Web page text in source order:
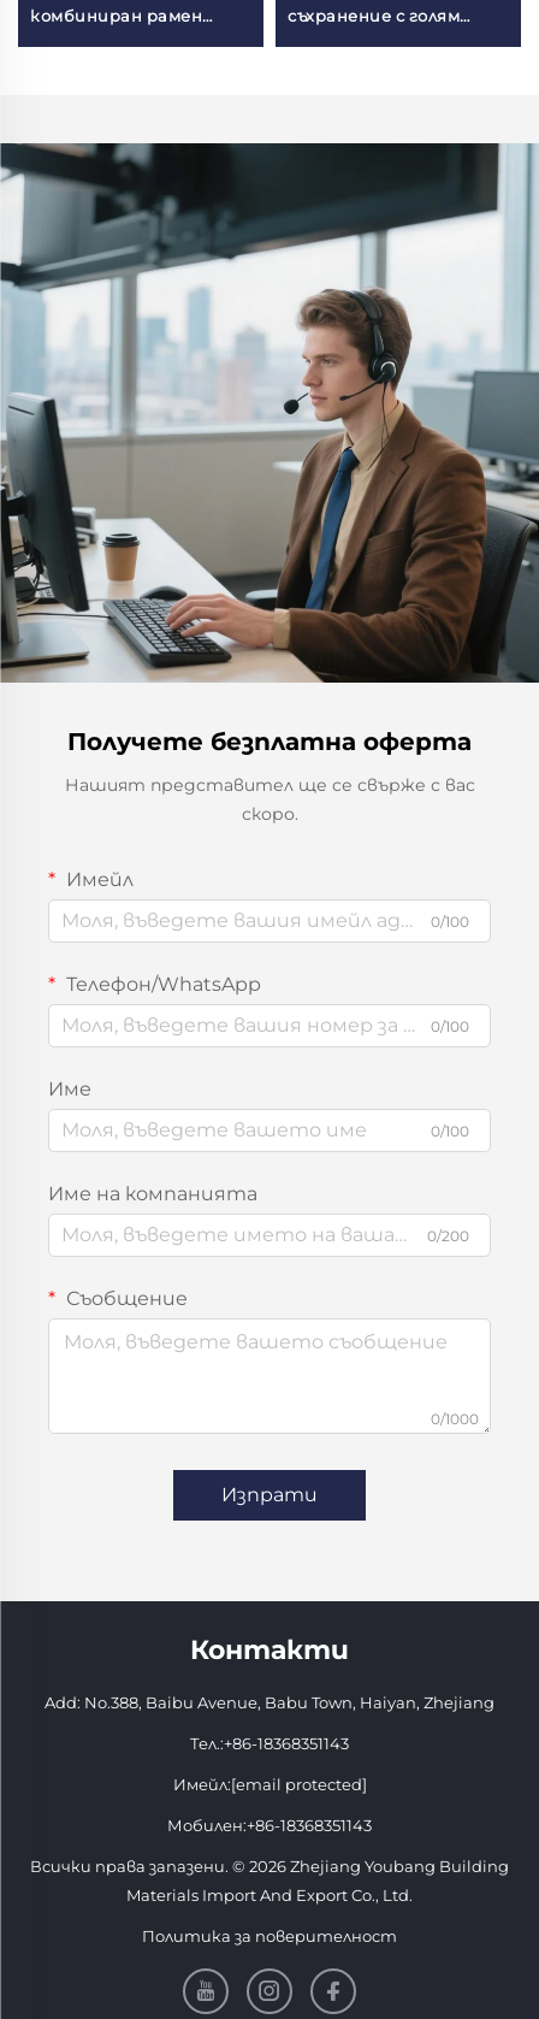
комбиниран рамен
съхранение с голям
рафт за хол
Получете безплатна оферта
Нашият представител ще се свърже с вас
скоро.
Имейл
0/100
Телефон/WhatsApp
0/100
Име
0/100
Име на компанията
0/200
Съобщение
0/1000
Изпрати
Контакти
Add: No.388, Baibu Avenue, Babu Town, Haiyan, Zhejiang
Тел.:+86-18368351143
Имейл:[email protected]
Мобилен:+86-18368351143
Всички права запазени. © 2026 Zhejiang Youbang Building
Materials Import And Export Co., Ltd.
Политика за поверителност